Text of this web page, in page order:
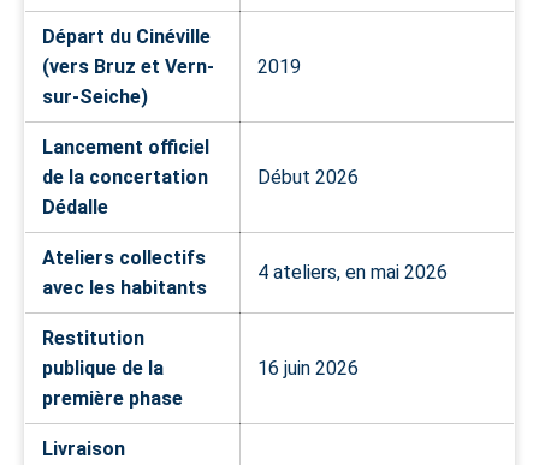
Départ du Cinéville
(vers Bruz et Vern-
sur-Seiche)
2019
Lancement officiel
de la concertation
Dédalle
Début 2026
Ateliers collectifs
avec les habitants
4 ateliers, en mai 2026
Restitution
publique de la
première phase
16 juin 2026
Livraison